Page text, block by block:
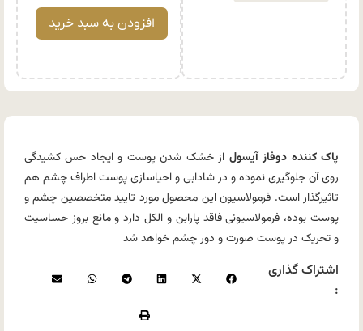
افزودن به سبد خرید
پاک کننده دوفاز آیسول از خشک شدن پوست و ایجاد حس کشیدگی
روی آن جلوگیری نموده و در شادابی و احیاسازی پوست اطراف چشم هم
تاثیرگذار است. فرمولاسیون این محصول مورد تایید متخصصین چشم و
پوست بوده، فرمولاسیونی فاقد پارابن و الکل دارد و مانع بروز حساسیت
و تحریک در پوست صورت و دور چشم خواهد شد
اشتراک گذاری
: